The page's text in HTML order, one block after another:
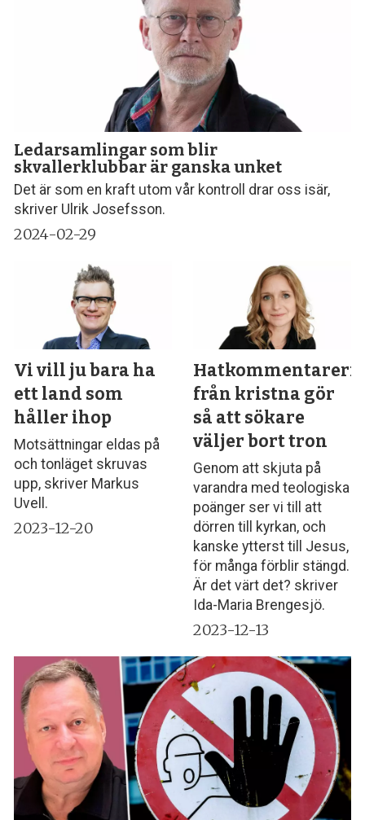
Ledarsamlingar som blir
skvallerklubbar är ganska unket
Det är som en kraft utom vår kontroll drar oss isär,
skriver Ulrik Josefsson.
2024-02-29
Vi vill ju bara ha
ett land som
håller ihop
Motsättningar eldas på
och tonläget skruvas
upp, skriver Markus
Uvell.
2023-12-20
från kristna gör
så att sökare
väljer bort tron
Genom att skjuta på
varandra med teologiska
poänger ser vi till att
dörren till kyrkan, och
kanske ytterst till Jesus,
för många förblir stängd.
Är det värt det? skriver
Ida-Maria Brengesjö.
2023-12-13